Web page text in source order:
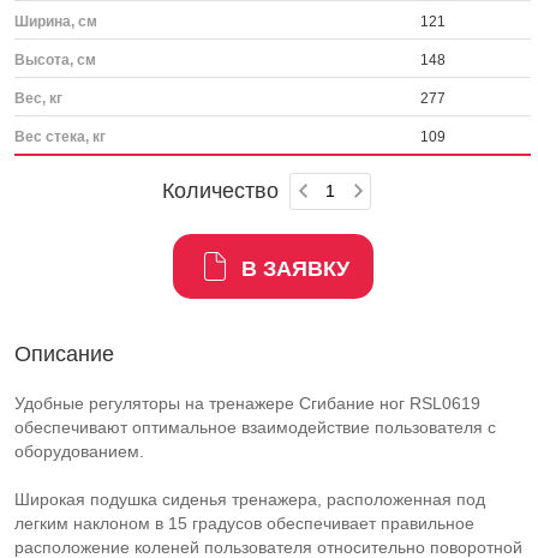
Ширина, см 121
Высота, см 148
Вес, кг 277
Вес стека, кг 109
Количество
В ЗАЯВКУ
Описание
Удобные регуляторы на тренажере Сгибание ног RSL0619
обеспечивают оптимальное взаимодействие пользователя с
оборудованием.
Широкая подушка сиденья тренажера, расположенная под
легким наклоном в 15 градусов обеспечивает правильное
расположение коленей пользователя относительно поворотной